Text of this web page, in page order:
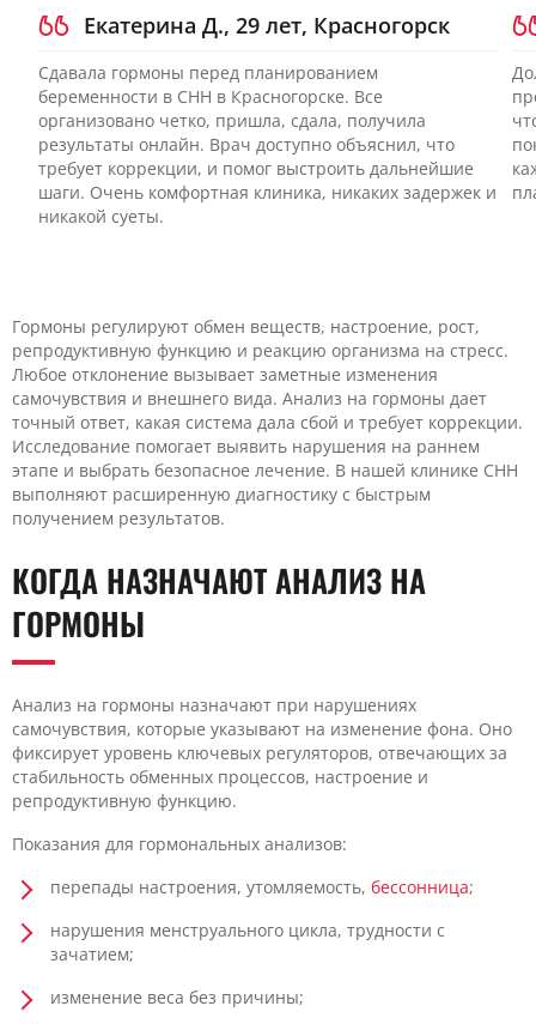
Екатерина Д., 29 лет, Красногорск
Сдавала гормоны перед планированием
беременности в CHH в Красногорске. Все
организовано четко, пришла, сдала, получила
результаты онлайн. Врач доступно объяснил, что
требует коррекции, и помог выстроить дальнейшие
шаги. Очень комфортная клиника, никаких задержек и
никакой суеты.
Гормоны регулируют обмен веществ, настроение, рост,
репродуктивную функцию и реакцию организма на стресс.
Любое отклонение вызывает заметные изменения
самочувствия и внешнего вида. Анализ на гормоны дает
точный ответ, какая система дала сбой и требует коррекции.
Исследование помогает выявить нарушения на раннем
этапе и выбрать безопасное лечение. В нашей клинике CHH
выполняют расширенную диагностику с быстрым
получением результатов.
КОГДА НАЗНАЧАЮТ АНАЛИЗ НА
ГОРМОНЫ
Анализ на гормоны назначают при нарушениях
самочувствия, которые указывают на изменение фона. Оно
фиксирует уровень ключевых регуляторов, отвечающих за
стабильность обменных процессов, настроение и
репродуктивную функцию.
Показания для гормональных анализов:
перепады настроения, утомляемость, бессонница;
нарушения менструального цикла, трудности с
зачатием;
изменение веса без причины;